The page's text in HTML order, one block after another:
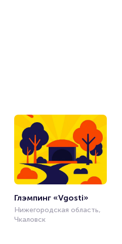
Глэмпинг «Vgosti»
Нижегородская область,
Чкаловск